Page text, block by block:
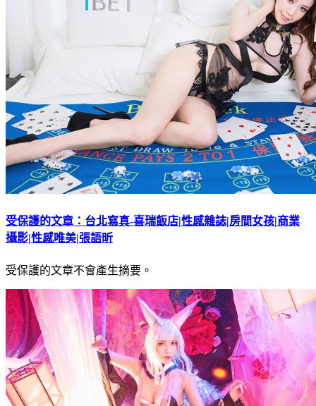
受保護的文章：台北寫真-喜瑞飯店|性感雜誌|房間女孩|商業
攝影|性感唯美|張語昕
受保護的文章不會產生摘要。